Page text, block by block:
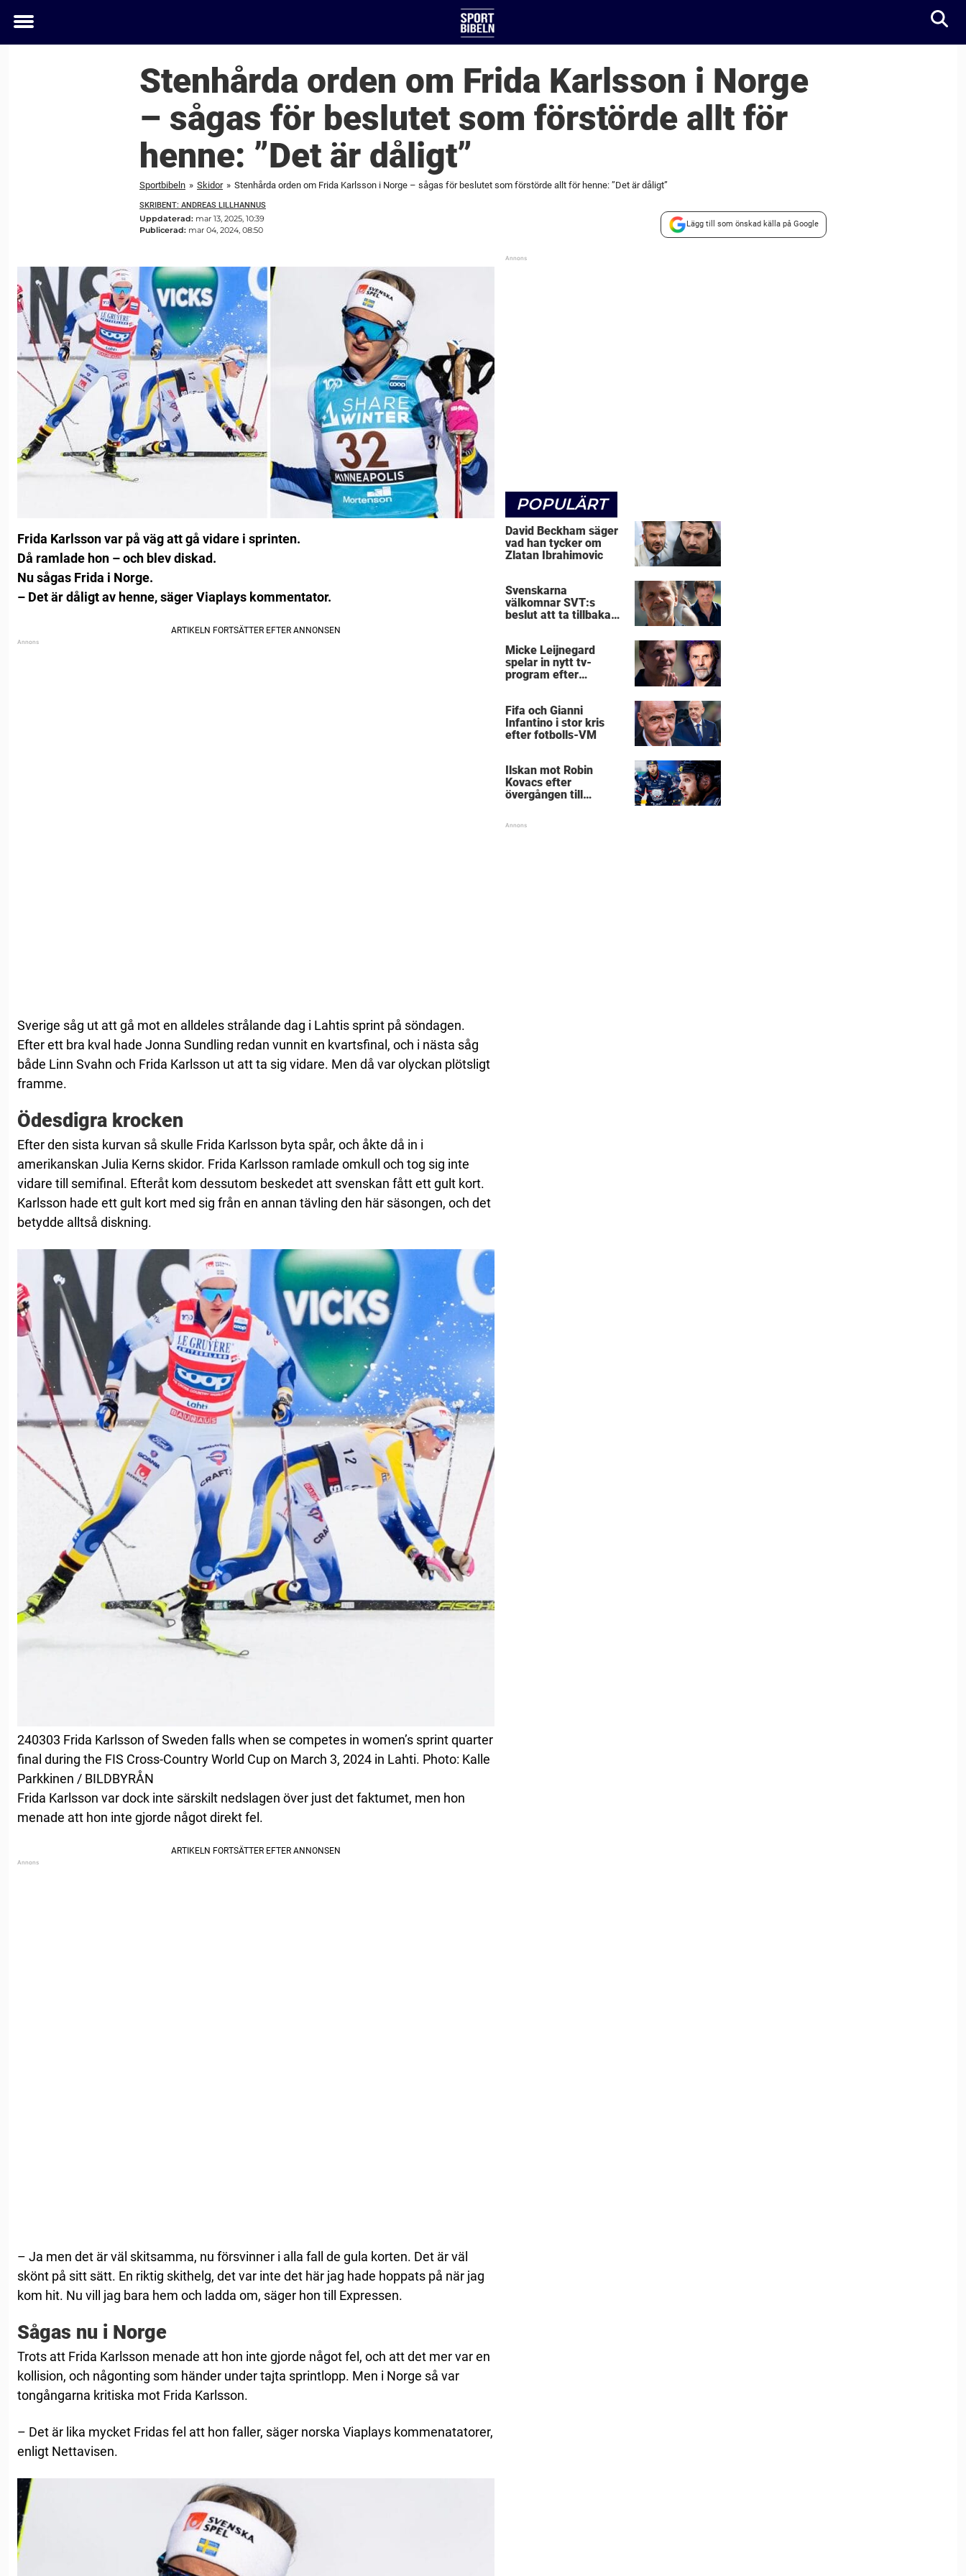
Toggle
Stenhårda orden om Frida Karlsson i Norge
– sågas för beslutet som förstörde allt för
henne: ”Det är dåligt”
Sportbibeln » Skidor » Stenhårda orden om Frida Karlsson i Norge – sågas för beslutet som förstörde allt för henne: ”Det är dåligt”
SKRIBENT: ANDREAS LILLHANNUS
Uppdaterad: mar 13, 2025, 10:39
Publicerad: mar 04, 2024, 08:50
Lägg till som önskad källa på Google
Frida Karlsson var på väg att gå vidare i sprinten.
Då ramlade hon – och blev diskad.
Nu sågas Frida i Norge.
– Det är dåligt av henne, säger Viaplays kommentator.
Sverige såg ut att gå mot en alldeles strålande dag i Lahtis sprint på söndagen.
Efter ett bra kval hade Jonna Sundling redan vunnit en kvartsfinal, och i nästa såg
både Linn Svahn och Frida Karlsson ut att ta sig vidare. Men då var olyckan plötsligt
framme.
Ödesdigra krocken
Efter den sista kurvan så skulle Frida Karlsson byta spår, och åkte då in i
amerikanskan Julia Kerns skidor. Frida Karlsson ramlade omkull och tog sig inte
vidare till semifinal. Efteråt kom dessutom beskedet att svenskan fått ett gult kort.
Karlsson hade ett gult kort med sig från en annan tävling den här säsongen, och det
betydde alltså diskning.
240303 Frida Karlsson of Sweden falls when se competes in women’s sprint quarter
final during the FIS Cross-Country World Cup on March 3, 2024 in Lahti. Photo: Kalle
Parkkinen / BILDBYRÅN
Frida Karlsson var dock inte särskilt nedslagen över just det faktumet, men hon
menade att hon inte gjorde något direkt fel.
– Ja men det är väl skitsamma, nu försvinner i alla fall de gula korten. Det är väl
skönt på sitt sätt. En riktig skithelg, det var inte det här jag hade hoppats på när jag
kom hit. Nu vill jag bara hem och ladda om, säger hon till Expressen.
Sågas nu i Norge
Trots att Frida Karlsson menade att hon inte gjorde något fel, och att det mer var en
kollision, och någonting som händer under tajta sprintlopp. Men i Norge så var
tongångarna kritiska mot Frida Karlsson.
– Det är lika mycket Fridas fel att hon faller, säger norska Viaplays kommenatatorer,
enligt Nettavisen.
POPULÄRT
David Beckham säger
vad han tycker om
Zlatan Ibrahimovic
Svenskarna
välkomnar SVT:s
beslut att ta tillbaka
Micke Leijnegard
spelar in nytt tv-
program efter
Fifa och Gianni
Infantino i stor kris
efter fotbolls-VM
Ilskan mot Robin
Kovacs efter
övergången till